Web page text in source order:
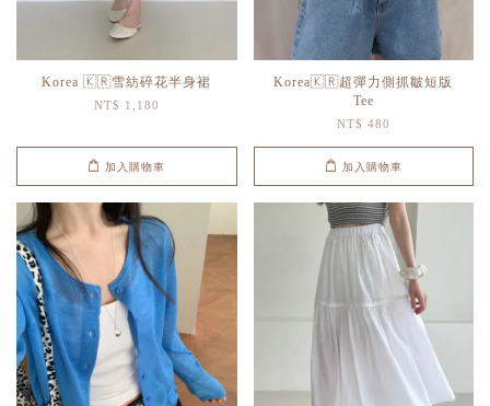
Korea 🇰🇷雪紡碎花半身裙
NT$ 1,180
加入購物車
Korea🇰🇷超彈力側抓皺短版
Tee
NT$ 480
加入購物車